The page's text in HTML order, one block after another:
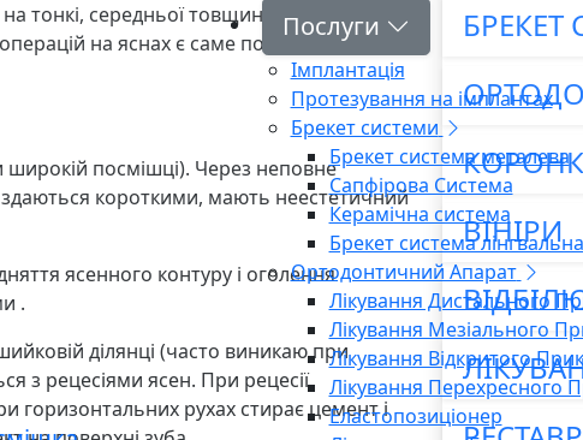
Послуги
Імплантація
Протезування на імплантах
Брекет системи
Брекет система металева
Сапфірова Система
Керамічна система
Брекет система лінгвальна
Ортодонтичний Апарат
Лікування Дистального
Лікування Мезіального
Лікування Відкритого
Лікування Перехресного
Еластопозиціонер
середньої товщини, товсті. Якісні
на яснах є саме покращення
широкій посмішці). Через неповне
здаються короткими, мають неестетичний
ясенного контуру і оголення
.
ділянці (часто виникаю при
з рецесіями ясен. При рецесії
горизонтальних рухах стирає цемент і
БРЕКЕТ
ВІНІРИ